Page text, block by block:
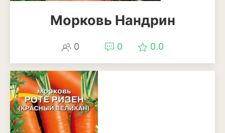
Морковь Нандрин
0 0 0.0